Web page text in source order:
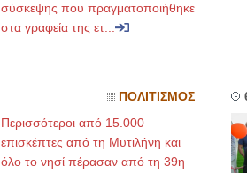
σύσκεψης που πραγματοποιήθηκε
στα γραφεία της ετ...
ΠΟΛΙΤΙΣΜΟΣ
Περισσότεροι από 15.000
επισκέπτες από τη Μυτιλήνη και
όλο το νησί πέρασαν από τη 39η